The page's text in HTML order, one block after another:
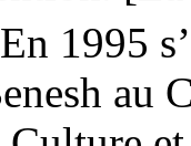
1995
au